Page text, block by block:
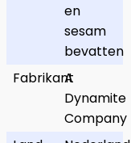
en
sesam
bevatten
Fabrikant
A
Dynamite
Company